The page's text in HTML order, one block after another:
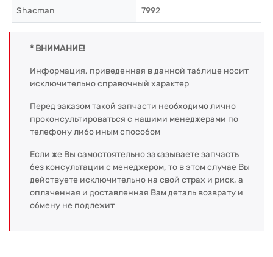
Shacman 7992
* ВНИМАНИЕ!
Информация, приведенная в данной таблице носит
исключительно справочный характер
Перед заказом такой запчасти необходимо лично
проконсультироваться с нашими менеджерами по
телефону либо иным способом
Если же Вы самостоятельно заказываете запчасть
без консультации с менеджером, то в этом случае Вы
действуете исключительно на свой страх и риск, а
оплаченная и доставленная Вам деталь возврату и
обмену не подлежит